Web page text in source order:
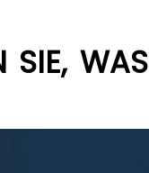
SIE, WAS